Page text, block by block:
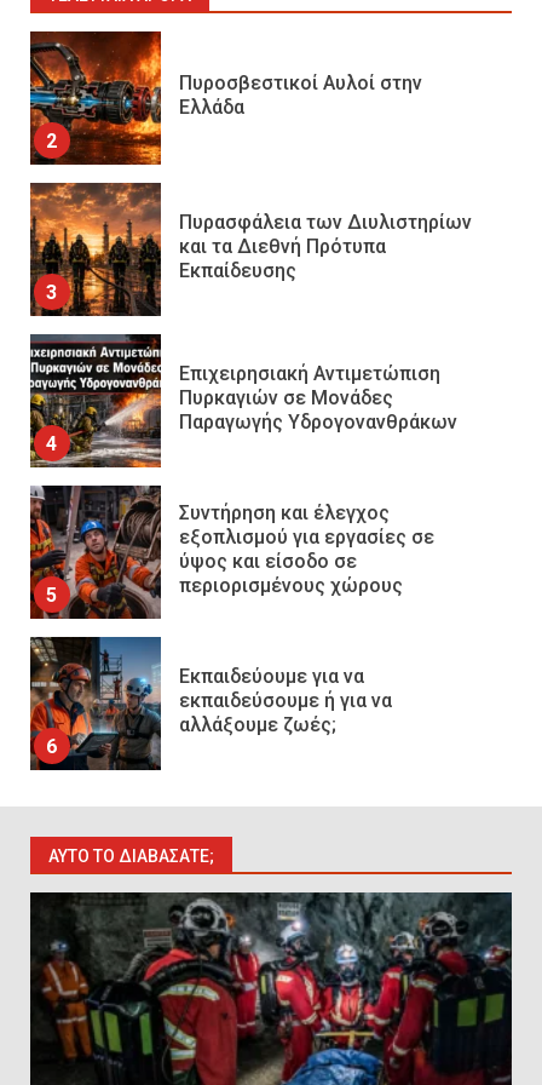
2
Πυροσβεστικοί Αυλοί στην
Ελλάδα
3
Πυρασφάλεια των Διυλιστηρίων
και τα Διεθνή Πρότυπα
Εκπαίδευσης
4
Επιχειρησιακή Αντιμετώπιση
Πυρκαγιών σε Μονάδες
Παραγωγής Υδρογονανθράκων
5
Συντήρηση και έλεγχος
εξοπλισμού για εργασίες σε
ύψος και είσοδο σε
περιορισμένους χώρους
6
Εκπαιδεύουμε για να
εκπαιδεύσουμε ή για να
αλλάξουμε ζωές;
7
άγγελος» πάνω από το κεφάλι
μας
Η ελαφρότητα της τεχνικής
ασφάλειας στην Ελλάδα (ΥΑΕ)
ΑΥΤΌ ΤΟ ΔΙΑΒΆΣΑΤΕ;